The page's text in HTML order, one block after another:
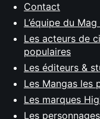
Contact
L’équipe du
Les acteurs de
populaires
Les éditeurs &
Les Mangas les
Les marques
Les